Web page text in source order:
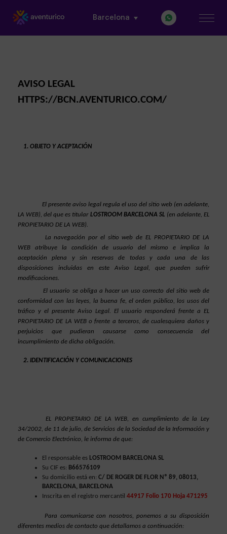
Barcelona
AVISO LEGAL
HTTPS://BCN.AVENTURICO.COM/
OBJETO Y ACEPTACIÓN
El presente aviso legal regula el uso del sitio web (en adelante,
LA WEB), del que es titular LOSTROOM BARCELONA SL (en adelante, EL
PROPIETARIO DE LA WEB).
La navegación por el sitio web de EL PROPIETARIO DE LA
WEB atribuye la condición de usuario del mismo e implica la
aceptación plena y sin reservas de todas y cada una de las
disposiciones incluidas en este Aviso Legal, que pueden sufrir
modificaciones.
El usuario se obliga a hacer un uso correcto del sitio web de
conformidad con las leyes, la buena fe, el orden público, los usos del
tráfico y el presente Aviso Legal. El usuario responderá frente a EL
PROPIETARIO DE LA WEB o frente a terceros, de cualesquiera daños y
perjuicios que pudieran causarse como consecuencia del
incumplimiento de dicha obligación.
IDENTIFICACIÓN Y COMUNICACIONES
EL PROPIETARIO DE LA WEB, en cumplimiento de la Ley
34/2002, de 11 de julio, de Servicios de la Sociedad de la Información y
de Comercio Electrónico, le informa de que:
El responsable es LOSTROOM BARCELONA SL
Su CIF es: B66576109
Su domicilio está en: C/ DE ROGER DE FLOR Nº 89, 08013,
BARCELONA, BARCELONA
Inscrita en el registro mercantil 44917 Folio 170 Hoja 471295
Para comunicarse con nosotros, ponemos a su disposición
diferentes medios de contacto que detallamos a continuación: